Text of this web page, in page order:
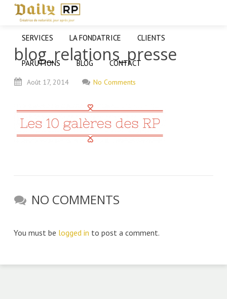
SERVICES LA FONDATRICE CLIENTS
PARUTIONS BLOG CONTACT
blog_relations_presse
Août 17, 2014 No Comments
NO COMMENTS
You must be logged in to post a comment.